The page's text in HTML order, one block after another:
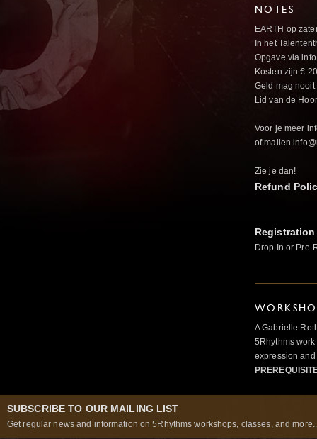
NOTES
EARTH op
In het
Opgave via
Kosten zijn € 20
Geld mag
Lid van de
Voor je meer
of mailen
Zie je dan!
Refund
Drop In or Pre-
A Gabrielle
5Rhythms
expression
SUBSCRIBE TO OUR MAILING LIST
Get regular news and information on 5Rhythms workshops, classes, and